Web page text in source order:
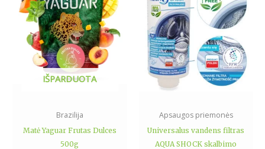
IŠPARDUOTA
Brazilija
Matė Yaguar Frutas Dulces
500g
Apsaugos priemonės
Universalus vandens filtras
AQUA SHOCK skalbimo